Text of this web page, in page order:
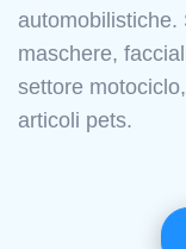
automobilistiche.
maschere,
settore
articoli pets.